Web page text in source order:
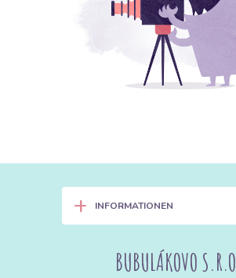
+ INFORMATIONEN
BUBULÁKOVO S.R.O